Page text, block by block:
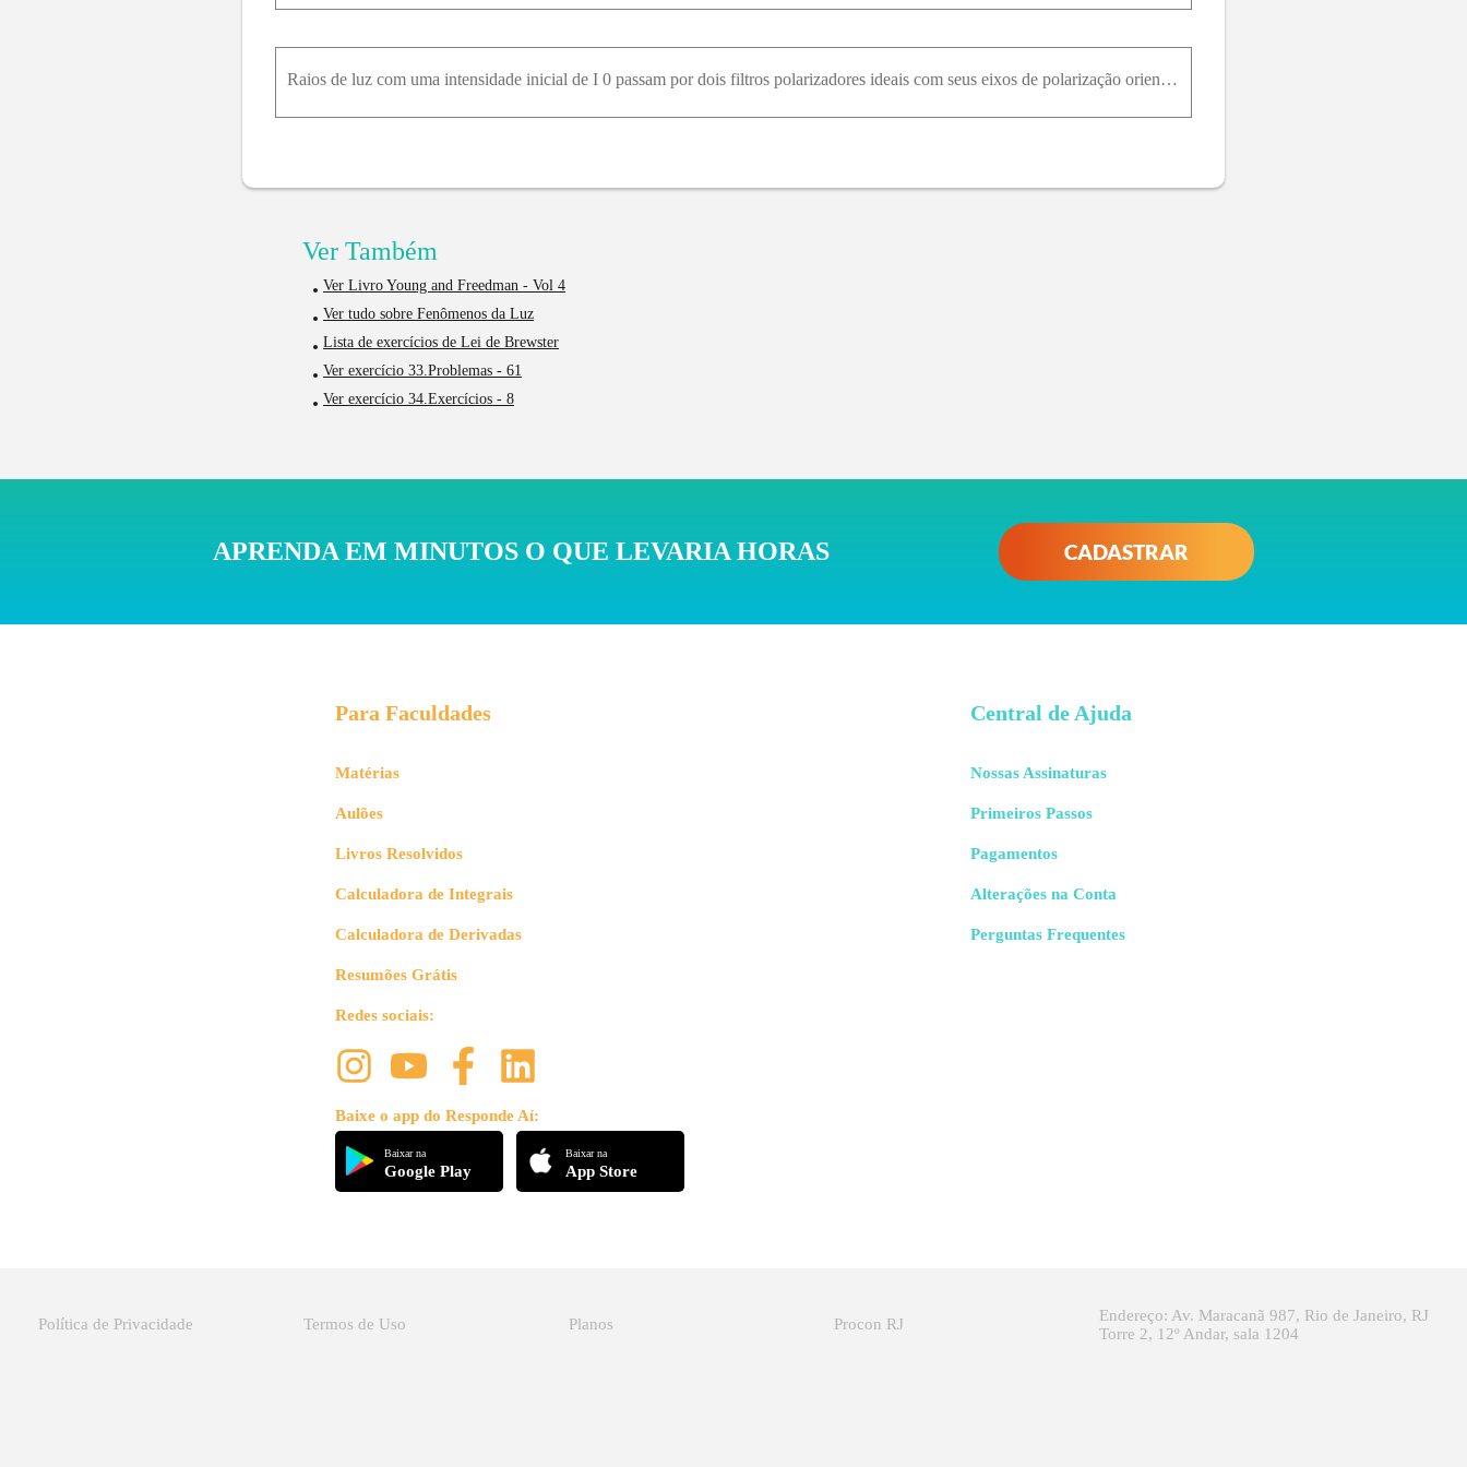
Raios de luz com uma intensidade inicial de I 0 passam por dois filtros polarizadores ideais com seus eixos de polarização orientados como mostra a Figura 33.43. Você deseja ajustar o ângulo ϕ de modo
Ver Também
Ver Livro Young and Freedman - Vol 4
Ver tudo sobre Fenômenos da Luz
Lista de exercícios de Lei de Brewster
Ver exercício 33.Problemas - 61
Ver exercício 34.Exercícios - 8
APRENDA EM MINUTOS O QUE LEVARIA HORAS CADASTRAR
Para Faculdades
Matérias
Aulões
Livros Resolvidos
Calculadora de Integrais
Calculadora de Derivadas
Resumões Grátis
Redes sociais:
Baixe o app do Responde Aí:
Baixar na
Google Play
Baixar na
App Store
Central de Ajuda
Nossas Assinaturas
Primeiros Passos
Pagamentos
Alterações na Conta
Perguntas Frequentes
Política de Privacidade Termos de Uso Planos Procon RJ
Endereço: Av. Maracanã 987, Rio de Janeiro, RJ
Torre 2, 12º Andar, sala 1204